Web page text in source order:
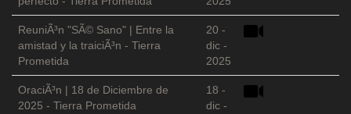
ReuniÃ³n "SÃ© Sano" | Entre la
amistad y la traiciÃ³n - Tierra
Prometida
20 -
dic -
2025
OraciÃ³n | 18 de Diciembre de
2025 - Tierra Prometida
18 -
dic -